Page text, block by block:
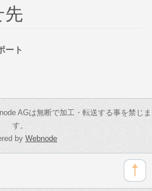
ート
AGは無断で加工・転送する事を禁じま
す。
byWebnode